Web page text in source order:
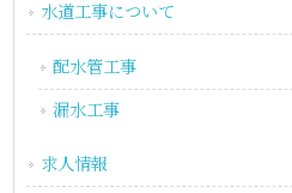
水道工事について
配水管工事
漏水工事
求人情報